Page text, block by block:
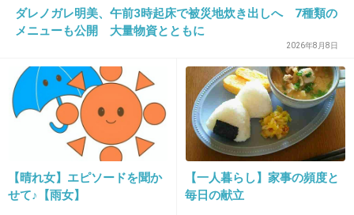
一度に大量に買われると
結構焦ります💦
店員側からしたら助かるのは現実です…
ただ経営者側は少ない量を買う客より
大量に買う客に愛想良くしろてうるさい
7件の返信
+7 -54
ダレノガレ明美、午前3時起床で被災地炊き出しへ 7種類の
メニューも公開 大量物資とともに
2026年8月8日
【晴れ女】エピソードを聞か
せて♪【雨女】
【一人暮らし】家事の頻度と
毎日の献立